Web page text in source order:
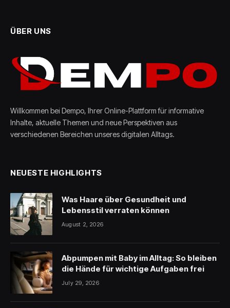
ÜBER UNS
Willkommen bei Dempo, Ihrer Online-Plattform für informative
Inhalte, aktuelle Themen und neue Perspektiven aus
verschiedenen Bereichen unseres digitalen Alltags.
NEUESTE HIGHLIGHTS
Was Haare über Gesundheit und
Lebensstil verraten können
August 2, 2026
Abpumpen mit Baby im Alltag: So bleiben
die Hände für wichtige Aufgaben frei
July 29, 2026